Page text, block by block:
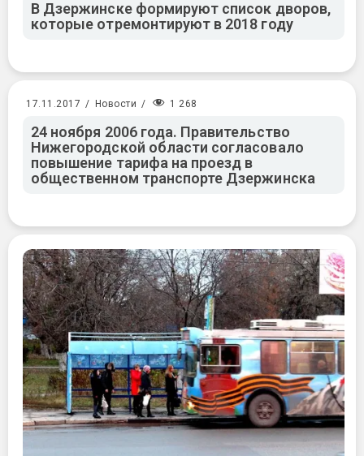
В Дзержинске формируют список дворов,
которые отремонтируют в 2018 году
17.11.2017 / Новости / 1 268
24 ноября 2006 года. Правительство
Нижегородской области согласовало
повышение тарифа на проезд в
общественном транспорте Дзержинска